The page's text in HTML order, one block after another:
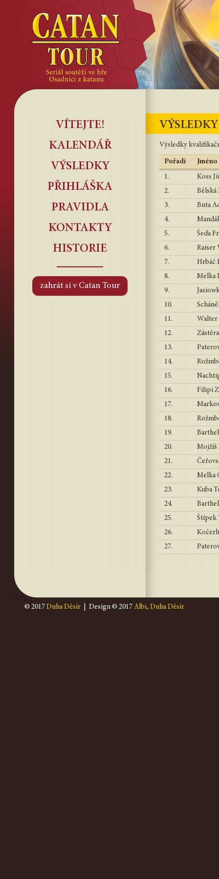
VÍTEJTE!
KALENDÁŘ
VÝSLEDKY
PŘIHLÁŠKA
PRAVIDLA
KONTAKTY
HISTORIE
zahrát si v Catan Tour
Výsledky
Pořadí Jméno
1.
Koss
2.
Bělská
3.
Buta
4.
5.
Šeda
6.
Raiser
7.
Hrbáč
8.
Melka
9.
10.
11.
Walter
12.
13.
14.
15.
16.
Filipi
17.
18.
19.
20.
Mojžíš
21.
22.
Melka
23.
Kuba
24.
25.
Štípek
26.
27.
© 2017 Duha Děsír | Design © 2017 Albi, Duha Děsír